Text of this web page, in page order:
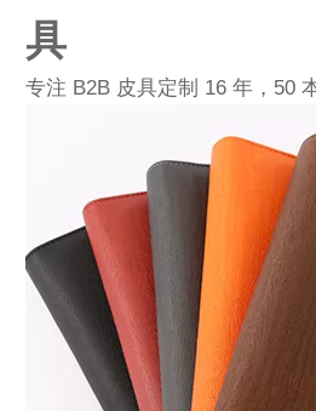
具
专注 B2B 皮具定制 16 年，50